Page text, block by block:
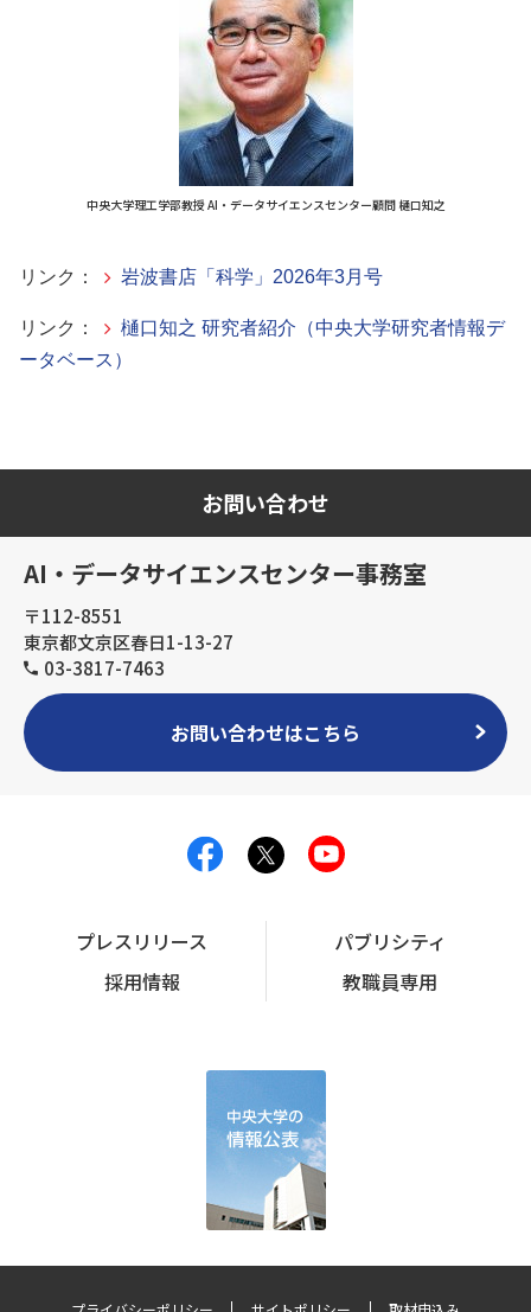
中央大学理工学部教授 AI・データサイエンスセンター顧問 樋口知之
リンク： 岩波書店「科学」2026年3月号
リンク：
樋口知之 研究者紹介（中央大学研究者情報デ
ータベース）
お問い合わせ
AI・データサイエンスセンター事務室
〒112-8551
東京都文京区春日1-13-27
03-3817-7463
お問い合わせはこちら
プレスリリース
パブリシティ
採用情報
教職員専用